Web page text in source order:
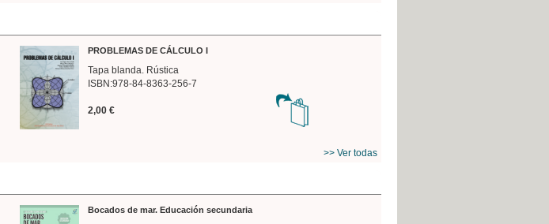
PROBLEMAS DE CÁLCULO I
Tapa blanda. Rústica
ISBN:978-84-8363-256-7
2,00 €
>> Ver todas
Bocados de mar. Educación secundaria